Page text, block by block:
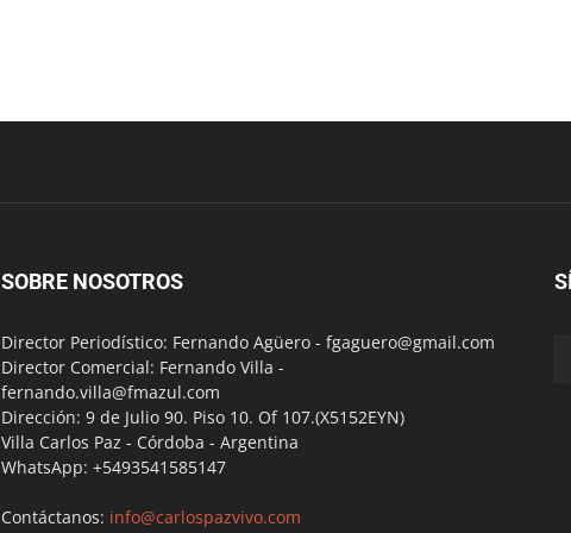
SOBRE NOSOTROS
Director Periodístico: Fernando Agüero - fgaguero@gmail.com
Director Comercial: Fernando Villa -
fernando.villa@fmazul.com
Dirección: 9 de Julio 90. Piso 10. Of 107.(X5152EYN)
Villa Carlos Paz - Córdoba - Argentina
WhatsApp: +5493541585147
Contáctanos: info@carlospazvivo.com